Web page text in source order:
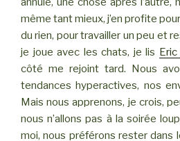
même tant mieux, j’en profite
du rien, pour travailler un peu et
je joue avec les chats, je lis
côté me rejoint tard. Nous
tendances hyperactives, nos
Mais nous apprenons, je crois,
nous n’allons pas à la soirée
moi, nous préférons rester dans